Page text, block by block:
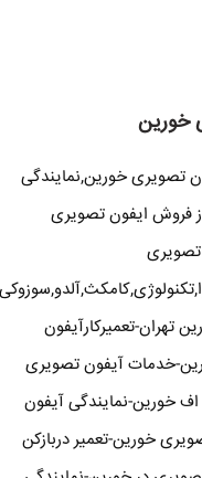
خورین
تصویری خورین,نمایندگی
فروش ایفون تصویری
تصویری
تهران-تعمیرکارآیفون
خدمات آیفون تصویری
خورین-نمایندگی آیفون
خورین-تعمیر دربازکن